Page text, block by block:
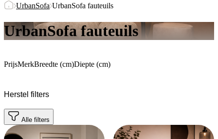
UrbanSofa UrbanSofa fauteuils
UrbanSofa fauteuils
PrijsMerkBreedte (cm)Diepte (cm)
Herstel filters
Alle filters